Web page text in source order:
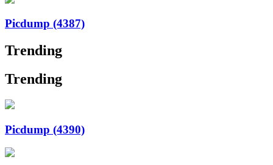
Picdump (4387)
Trending
Trending
Picdump (4390)